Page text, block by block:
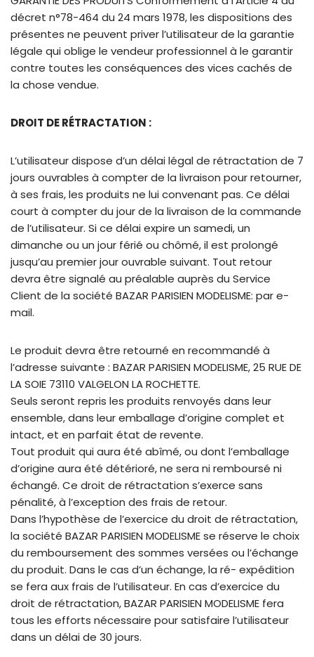
décret n°78-464 du 24 mars 1978, les dispositions des
présentes ne peuvent priver l’utilisateur de la garantie
légale qui oblige le vendeur professionnel à le garantir
contre toutes les conséquences des vices cachés de
la chose vendue.
DROIT DE RÉTRACTATION :
L’utilisateur dispose d’un délai légal de rétractation de 7
jours ouvrables à compter de la livraison pour retourner,
à ses frais, les produits ne lui convenant pas. Ce délai
court à compter du jour de la livraison de la commande
de l’utilisateur. Si ce délai expire un samedi, un
dimanche ou un jour férié ou chômé, il est prolongé
jusqu’au premier jour ouvrable suivant. Tout retour
devra être signalé au préalable auprès du Service
Client de la société BAZAR PARISIEN MODELISME: par e-
mail.
Le produit devra être retourné en recommandé à
l’adresse suivante : BAZAR PARISIEN MODELISME, 25 RUE DE
LA SOIE 73110 VALGELON LA ROCHETTE.
Seuls seront repris les produits renvoyés dans leur
ensemble, dans leur emballage d’origine complet et
intact, et en parfait état de revente.
Tout produit qui aura été abîmé, ou dont l’emballage
d’origine aura été détérioré, ne sera ni remboursé ni
échangé. Ce droit de rétractation s’exerce sans
pénalité, à l’exception des frais de retour.
Dans l’hypothèse de l’exercice du droit de rétractation,
la société BAZAR PARISIEN MODELISME se réserve le choix
du remboursement des sommes versées ou l’échange
du produit. Dans le cas d’un échange, la ré- expédition
se fera aux frais de l’utilisateur. En cas d’exercice du
droit de rétractation, BAZAR PARISIEN MODELISME fera
tous les efforts nécessaire pour satisfaire l’utilisateur
dans un délai de 30 jours.